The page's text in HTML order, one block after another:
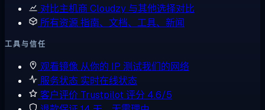
对比主机商 Cloudzy 与其他选择对比
所有资源指南、文档、工具、新闻
工具与信任
观看镜像 从你的 IP 测试我们的网络
服务状态 实时在线状态
客户评价 Trustpilot 评分 4.6/5